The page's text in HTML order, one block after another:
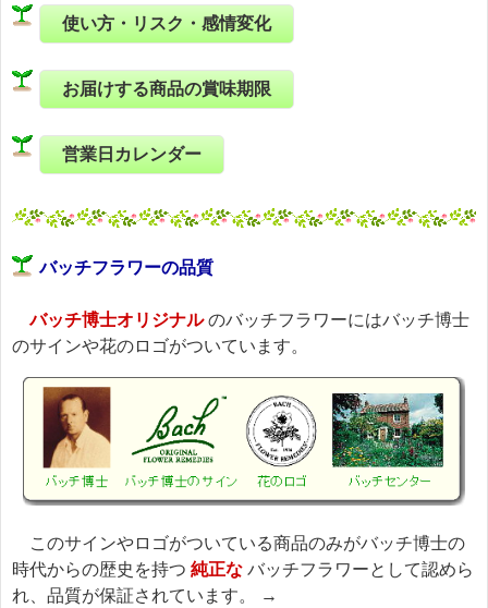
使い方・リスク・感情変化
お届けする商品の賞味期限
営業日カレンダー
バッチフラワーの品質
バッチ博士オリジナルのバッチフラワーにはバッチ博士
のサインや花のロゴがついています。
このサインやロゴがついている商品のみがバッチ博士の
時代からの歴史を持つ 純正な バッチフラワーとして認めら
れ、品質が保証されています。 →